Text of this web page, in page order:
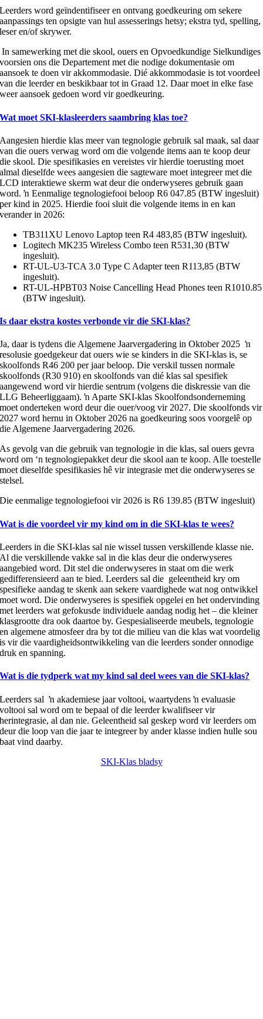
Leerders word geïndentifiseer en ontvang goedkeuring om sekere
aanpassings ten opsigte van hul assesserings hetsy; ekstra tyd, spelling,
leser en/of skrywer.
In samewerking met die skool, ouers en Opvoedkundige Sielkundiges
voorsien ons die Departement met die nodige dokumentasie om
aansoek te doen vir akkommodasie. Dié akkommodasie is tot voordeel
van die leerder en beskikbaar tot in Graad 12. Daar moet in elke fase
weer aansoek gedoen word vir goedkeuring.
Wat moet SKI-klasleerders saambring klas toe?
Aangesien hierdie klas meer van tegnologie gebruik sal maak, sal daar
van die ouers verwag word om die volgende items aan te koop deur
die skool. Die spesifikasies en vereistes vir hierdie toerusting moet
almal dieselfde wees aangesien die sagteware moet integreer met die
LCD interaktiewe skerm wat deur die onderwyseres gebruik gaan
word. ŉ Eenmalige tegnologiefooi beloop R6 047.85 (BTW ingesluit)
per kind in 2025. Hierdie fooi sluit die volgende items in en kan
verander in 2026:
TB311XU Lenovo Laptop teen R4 483,85 (BTW ingesluit).
Logitech MK235 Wireless Combo teen R531,30 (BTW
ingesluit).
RT-UL-U3-TCA 3.0 Type C Adapter teen R113,85 (BTW
ingesluit).
RT-UL-HPBT03 Noise Cancelling Head Phones teen R1010.85
(BTW ingesluit).
Is daar ekstra kostes verbonde vir die SKI-klas?
Ja, daar is tydens die Algemene Jaarvergadering in Oktober 2025 ŉ
resolusie goedgekeur dat ouers wie se kinders in die SKI-klas is, se
skoolfonds R46 200 per jaar beloop. Die verskil tussen normale
skoolfonds (R30 910) en skoolfonds van dié klas sal spesifiek
aangewend word vir hierdie sentrum (volgens die diskressie van die
LLG Beheerliggaam). ŉ Aparte SKI-klas Skoolfondsonderneming
moet onderteken word deur die ouer/voog vir 2027. Die skoolfonds vir
2027 word hernu in Oktober 2026 na goedkeuring soos voorgelê op
die Algemene Jaarvergadering 2026.
As gevolg van die gebruik van tegnologie in die klas, sal ouers gevra
word om ‘n tegnologiepakket deur die skool aan te koop. Alle toestelle
moet dieselfde spesifikasies hê vir integrasie met die onderwyseres se
stelsel.
Die eenmalige tegnologiefooi vir 2026 is R6 139.85 (BTW ingesluit)
Wat is die voordeel vir my kind om in die SKI-klas te wees?
Leerders in die SKI-klas sal nie wissel tussen verskillende klasse nie.
Al die verskillende vakke sal in die klas deur die onderwyseres
aangebied word. Dit stel die onderwyseres in staat om die werk
gedifferensieerd aan te bied. Leerders sal die geleentheid kry om
spesifieke aandag te skenk aan sekere vaardighede wat nog ontwikkel
moet word. Die onderwyseres is spesifiek opgelei en het ondervinding
met leerders wat gefokusde individuele aandag nodig het – die kleiner
klasgrootte dra ook daartoe by. Gespesialiseerde meubels, tegnologie
en algemene atmosfeer dra by tot die milieu van die klas wat voordelig
is vir die vaardigheidsontwikkeling van die leerders sonder onnodige
druk en spanning.
Wat is die tydperk wat my kind sal deel wees van die SKI-klas?
Leerders sal ŉ akademiese jaar voltooi, waartydens ŉ evaluasie
voltooi sal word om te bepaal of die leerder kwalifiseer vir
herintegrasie, al dan nie. Geleentheid sal geskep word vir leerders om
deur die loop van die jaar te integreer by ander klasse indien hulle sou
baat vind daarby.
SKI-Klas bladsy